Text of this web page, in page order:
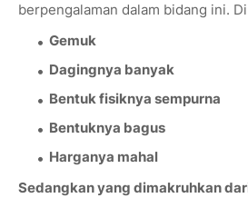
berpengalaman dalam bidang ini.
Gemuk
Dagingnya banyak
Bentuk fisiknya sempurna
Bentuknya bagus
Harganya mahal
Sedangkan yang dimakruhkan